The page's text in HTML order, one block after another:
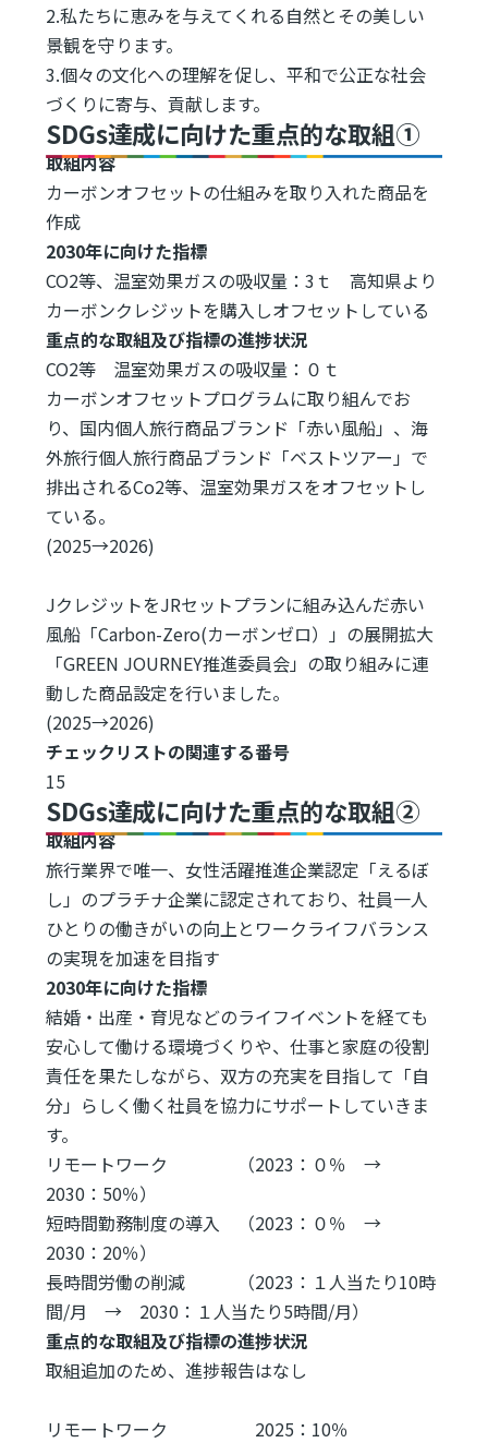
2.私たちに恵みを与えてくれる自然とその美しい
景観を守ります。
3.個々の文化への理解を促し、平和で公正な社会
づくりに寄与、貢献します。
SDGs達成に向けた重点的な取組①
取組内容
カーボンオフセットの仕組みを取り入れた商品を
作成
2030年に向けた指標
CO2等、温室効果ガスの吸収量：3ｔ 高知県より
カーボンクレジットを購入しオフセットしている
重点的な取組及び指標の進捗状況
CO2等 温室効果ガスの吸収量：０ｔ
カーボンオフセットプログラムに取り組んでお
り、国内個人旅行商品ブランド「赤い風船」、海
外旅行個人旅行商品ブランド「ベストツアー」で
排出されるCo2等、温室効果ガスをオフセットし
ている。
(2025→2026)
JクレジットをJRセットプランに組み込んだ赤い
風船「Carbon-Zero(カーボンゼロ）」の展開拡大
「GREEN JOURNEY推進委員会」の取り組みに連
動した商品設定を行いました。
(2025→2026)
チェックリストの関連する番号
15
SDGs達成に向けた重点的な取組②
取組内容
旅行業界で唯一、女性活躍推進企業認定「えるぼ
し」のプラチナ企業に認定されており、社員一人
ひとりの働きがいの向上とワークライフバランス
の実現を加速を目指す
2030年に向けた指標
結婚・出産・育児などのライフイベントを経ても
安心して働ける環境づくりや、仕事と家庭の役割
責任を果たしながら、双方の充実を目指して「自
分」らしく働く社員を協力にサポートしていきま
す。
リモートワーク （2023：０％ →
2030：50％）
短時間勤務制度の導入 （2023：０％ →
2030：20％）
長時間労働の削減 （2023：１人当たり10時
間/月 → 2030：１人当たり5時間/月）
重点的な取組及び指標の進捗状況
取組追加のため、進捗報告はなし
リモートワーク 2025：10％